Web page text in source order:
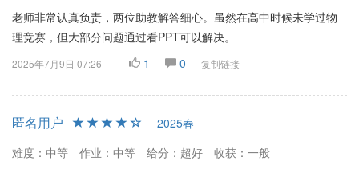
老师非常认真负责，两位助教解答细心。虽然在高中时候未学过物
理竞赛，但大部分问题通过看PPT可以解决。
2025年7月9日 07:26 1 0 复制链接
匿名用户
2025春
难度：中等
作业：中等 给分：超好
收获：一般